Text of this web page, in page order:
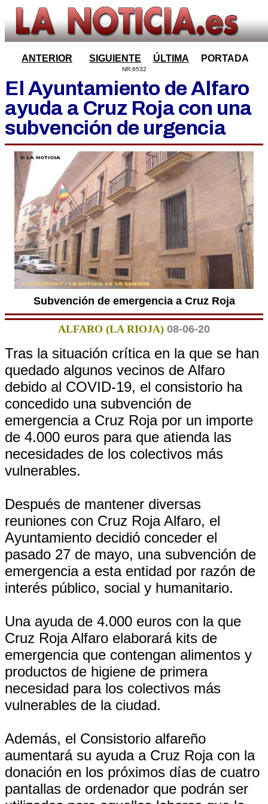
ANTERIOR SIGUIENTE ÚLTIMA PORTADA
NR:6532
El Ayuntamiento de Alfaro
ayuda a Cruz Roja con una
subvención de urgencia
Subvención de emergencia a Cruz Roja
ALFARO (LA RIOJA) 08-06-20
Tras la situación crítica en la que se han
quedado algunos vecinos de Alfaro
debido al COVID-19, el consistorio ha
concedido una subvención de
emergencia a Cruz Roja por un importe
de 4.000 euros para que atienda las
necesidades de los colectivos más
vulnerables.
Después de mantener diversas
reuniones con Cruz Roja Alfaro, el
Ayuntamiento decidió conceder el
pasado 27 de mayo, una subvención de
emergencia a esta entidad por razón de
interés público, social y humanitario.
Una ayuda de 4.000 euros con la que
Cruz Roja Alfaro elaborará kits de
emergencia que contengan alimentos y
productos de higiene de primera
necesidad para los colectivos más
vulnerables de la ciudad.
Además, el Consistorio alfareño
aumentará su ayuda a Cruz Roja con la
donación en los próximos días de cuatro
pantallas de ordenador que podrán ser